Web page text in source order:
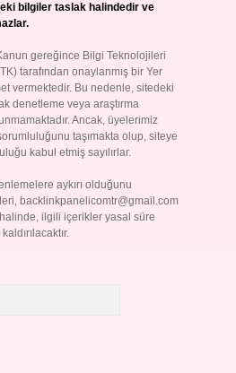
bilgiler taslak halindedir ve
gereğince Bilgi Teknolojileri
tarafından onaylanmış bir Yer
vermektedir. Bu nedenle, sitedeki
denetleme veya araştırma
Ancak, üyelerimiz
taşımakta olup, siteye
kabul etmiş sayılırlar.
aykırı olduğunu
backlinkpanelicomtr@gmail.com
ilgili içerikler yasal süre